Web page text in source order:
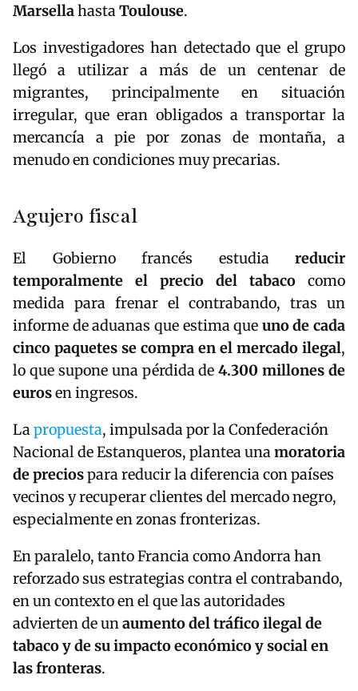
MarsellahastaToulouse.
Los investigadores han detectado que el grupo
llegó a utilizar a más de un centenar de
migrantes, principalmente en situación
irregular, que eran obligados a transportar la
mercancía a pie por zonas de montaña, a
menudo en condiciones muy precarias.
Agujero fiscal
El Gobierno francés estudia reducir
temporalmente el precio del tabaco como
medida para frenar el contrabando, tras un
informe de aduanas que estima que uno de cada
cinco paquetes se compra en el mercado ilegal,
lo que supone una pérdida de4.300 millones de
eurosen ingresos.
Lapropuesta, impulsada por la Confederación
Nacional de Estanqueros, plantea unamoratoria
de preciospara reducir la diferencia con países
vecinos y recuperar clientes del mercado negro,
especialmente en zonas fronterizas.
En paralelo, tanto Francia como Andorra han
reforzado sus estrategias contra el contrabando,
en un contexto en el que las autoridades
advierten de unaumento del tráfico ilegal de
tabaco y de su impacto económico y social en
las fronteras.